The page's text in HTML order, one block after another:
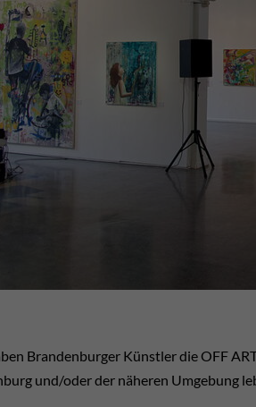
Brandenburger Künstler die OFF
und/oder der näheren Umgebung